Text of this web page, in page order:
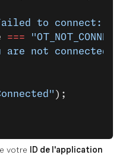
to connect: "
===
are not connected
);
votre
ID de l'application